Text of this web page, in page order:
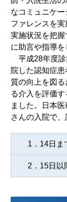
なコミュニケ
ファレンスを
実施状況を把
に助言や指導を
平成28年度診
院した認知症
質の向上を図
る介入を評価
ました。日本
さんの入院で
1．14日ま
2．15日以